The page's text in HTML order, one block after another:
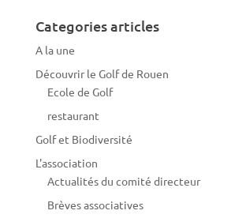
Categories articles
A la une
Découvrir le Golf de Rouen
Ecole de Golf
restaurant
Golf et Biodiversité
L'association
Actualités du comité directeur
Brèves associatives